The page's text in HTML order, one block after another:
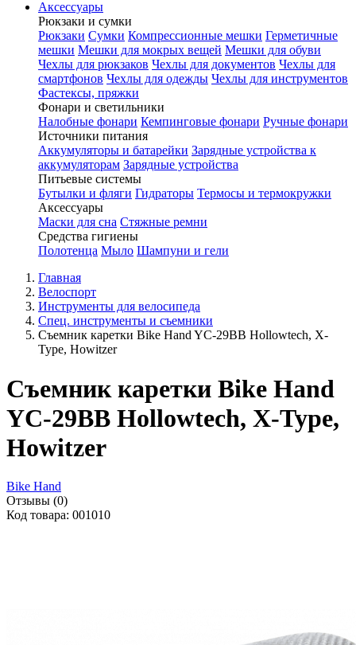
Аксессуары
Рюкзаки и сумки
Рюкзаки Сумки Компрессионные мешки Герметичные
мешки Мешки для мокрых вещей Мешки для обуви
Чехлы для рюкзаков Чехлы для документов Чехлы для
смартфонов Чехлы для одежды Чехлы для инструментов
Фастексы, пряжки
Фонари и светильники
Налобные фонари Кемпинговые фонари Ручные фонари
Источники питания
Аккумуляторы и батарейки Зарядные устройства к
аккумуляторам Зарядные устройства
Питьевые системы
Бутылки и фляги Гидраторы Термосы и термокружки
Аксессуары
Маски для сна Стяжные ремни
Средства гигиены
Полотенца Мыло Шампуни и гели
Главная
Велоспорт
Инструменты для велосипеда
Спец. инструменты и съемники
Съемник каретки Bike Hand YC-29BB Hollowtech, X-
Type, Howitzer
Съемник каретки Bike Hand
YC-29BB Hollowtech, X-Type,
Howitzer
Bike Hand
Отзывы (0)
Код товара: 001010